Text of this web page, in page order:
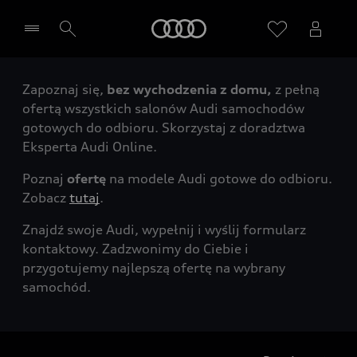
Wybierz Twojego Partnera Audi
Zapoznaj się, bez wychodzenia z domu, z pełną
ofertą wszystkich salonów Audi samochodów
gotowych do odbioru. Skorzystaj z doradztwa
Eksperta Audi Online.
Poznaj ofertę na modele Audi gotowe do odbioru.
Zobacz tutaj.
Znajdź swoje Audi, wypełnij i wyślij formularz
kontaktowy. Zadzwonimy do Ciebie i
przygotujemy najlepszą ofertę na wybrany
samochód.